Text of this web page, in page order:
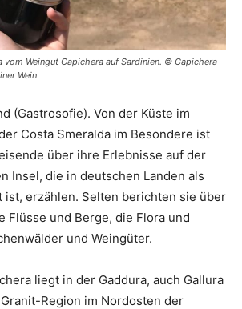
vom Weingut Capichera auf Sardinien. © Capichera
Wein
(Gastrosofie). Von der Küste im
Costa Smeralda im Besondere ist
über ihre Erlebnisse auf der
Insel, die in deutschen Landen als
ist, erzählen. Selten berichten sie über
Flüsse und Berge, die Flora und
und Weingüter.
liegt in der Gaddura, auch Gallura
Region im Nordosten der